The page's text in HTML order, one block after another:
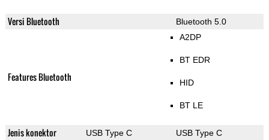
Versi Bluetooth Bluetooth 5.0
Features Bluetooth
A2DP
BT EDR
HID
BT LE
Jenis konektor USB Type C USB Type C